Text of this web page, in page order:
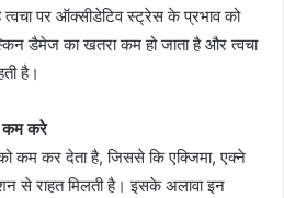
पर ऑक्सीडेटिव स्ट्रेस के प्रभाव को
डैमेज का खतरा कम हो जाता है और त्वचा
है।
कम करे
कम कर देता है, जिससे कि एक्जिमा, एक्ने
से राहत मिलती है। इसके अलावा इन